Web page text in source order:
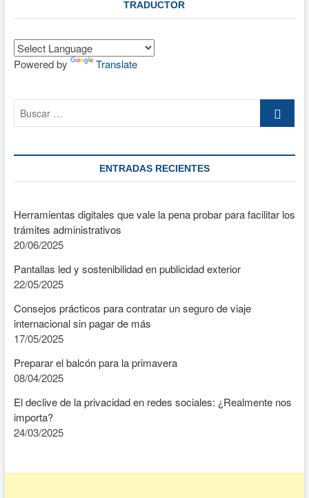
TRADUCTOR
Powered by Translate
ENTRADAS RECIENTES
Herramientas digitales que vale la pena probar para facilitar los
trámites administrativos
20/06/2025
Pantallas led y sostenibilidad en publicidad exterior
22/05/2025
Consejos prácticos para contratar un seguro de viaje
internacional sin pagar de más
17/05/2025
Preparar el balcón para la primavera
08/04/2025
El declive de la privacidad en redes sociales: ¿Realmente nos
importa?
24/03/2025